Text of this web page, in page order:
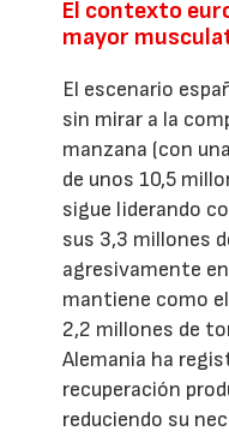
El contexto
mayor
El escenario
sin mirar a la
manzana (con
de unos 10,5
sigue liderando
sus 3,3 millones
agresivamente
mantiene como
2,2 millones de
Alemania ha
recuperación
reduciendo su